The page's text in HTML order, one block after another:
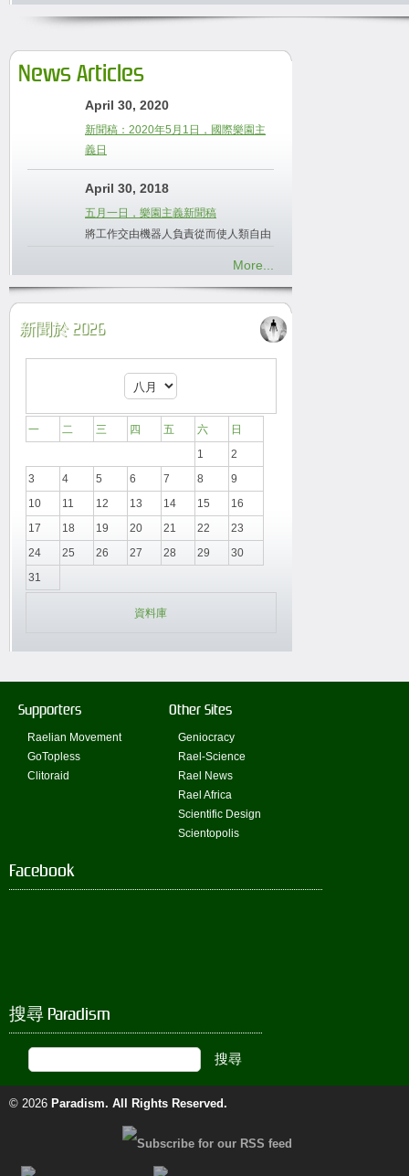
News Articles
April 30, 2020
新聞稿：2020年5月1日，國際樂園主
義日
April 30, 2018
五月一日，樂園主義新聞稿
將工作交由機器人負責從而使人類自由
More...
新聞於 2026
一 二 三 四 五 六
日
1
2
3
4 5 6 7 8
9
10
11 12 13 14 15
16
17
18 19 20 21 22
23
24
25 26 27 28 29
30
31
資料庫
Supporters
Raelian Movement
GoTopless
Clitoraid
Other Sites
Geniocracy
Rael-Science
Rael News
Rael Africa
Scientific Design
Scientopolis
Facebook
搜尋 Paradism
© 2026 Paradism. All Rights Reserved.